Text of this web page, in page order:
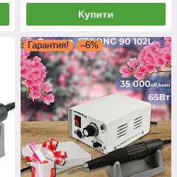
Купити
Гарантия! –6%